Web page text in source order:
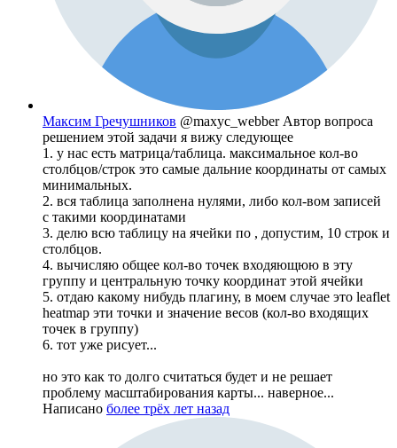
Максим Гречушников @maxyc_webber Автор вопроса
решением этой задачи я вижу следующее
1. у нас есть матрица/таблица. максимальное кол-во
столбцов/строк это самые дальние координаты от самых
минимальных.
2. вся таблица заполнена нулями, либо кол-вом записей
с такими координатами
3. делю всю таблицу на ячейки по , допустим, 10 строк и
столбцов.
4. вычисляю общее кол-во точек входяющюю в эту
группу и центральную точку координат этой ячейки
5. отдаю какому нибудь плагину, в моем случае это leaflet
heatmap эти точки и значение весов (кол-во входящих
точек в группу)
6. тот уже рисует...
но это как то долго считаться будет и не решает
проблему масштабирования карты... наверное...
Написано более трёх лет назад